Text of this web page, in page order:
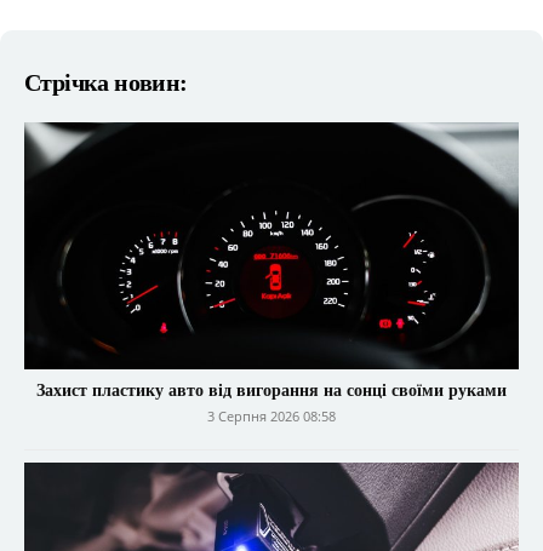
Стрічка новин:
Захист пластику авто від вигорання на сонці своїми руками
3 Серпня 2026 08:58